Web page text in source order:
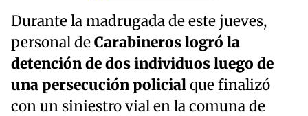
Durante la madrugada de este jueves,
personal deCarabineros logró la
detención de dos individuos luego de
una persecución policialque finalizó
con un siniestro vial en la comuna de